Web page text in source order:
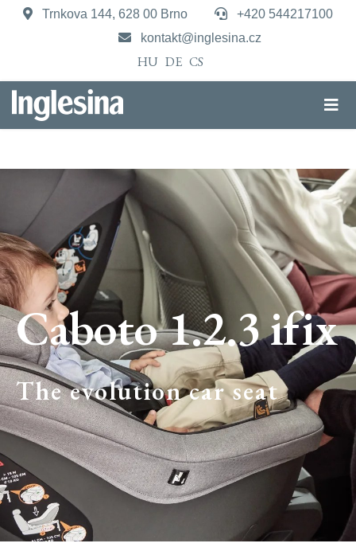
Trnkova 144, 628 00 Brno
+420 544217100
kontakt@inglesina.cz
HU DE CS
Caboto 1.2.3 ifix
The evolution car seat